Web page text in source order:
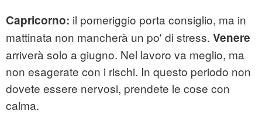
Capricorno: il pomeriggio porta consiglio, ma in
mattinata non mancherà un po' di stress. Venere
arriverà solo a giugno. Nel lavoro va meglio, ma
non esagerate con i rischi. In questo periodo non
dovete essere nervosi, prendete le cose con
calma.